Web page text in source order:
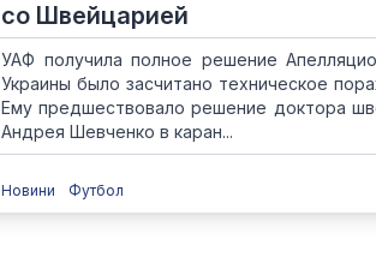
со Швейцарией
УАФ получила полное решение
Украины было засчитано техническое
Ему предшествовало решение доктора
Андрея Шевченко в каран...
Новини Футбол